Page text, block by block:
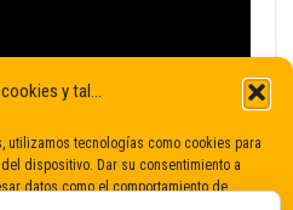
y tal...
utilizamos tecnologías como cookies para
dispositivo. Dar su consentimiento a
datos como el comportamiento de